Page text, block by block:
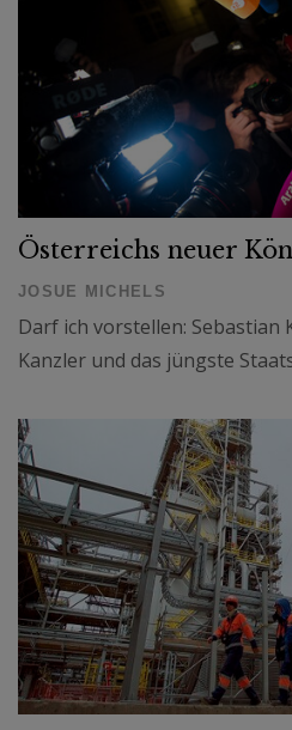
Österreichs neuer
JOSUE MICHELS
Darf ich vorstellen: Sebastian
Kanzler und das jüngste